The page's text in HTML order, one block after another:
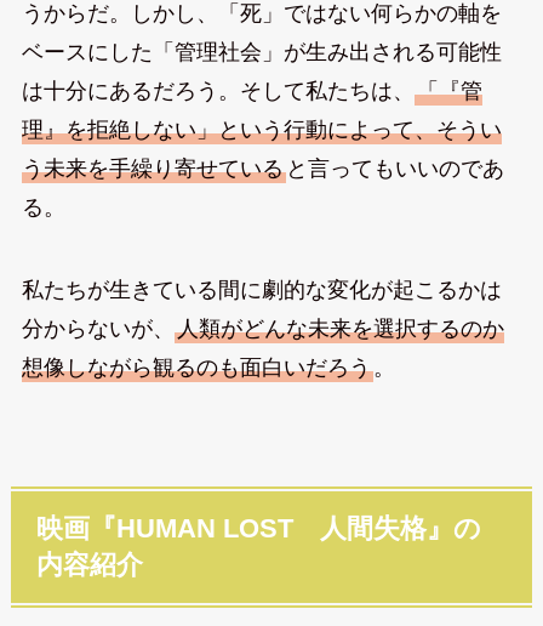
うからだ。しかし、「死」ではない何らかの軸を
ベースにした「管理社会」が生み出される可能性
は十分にあるだろう。そして私たちは、 「『管
理』を拒絶しない」という行動によって、そうい
う未来を手繰り寄せていると言ってもいいのであ
る。
私たちが生きている間に劇的な変化が起こるかは
分からないが、 人類がどんな未来を選択するのか
想像しながら観るのも面白いだろう。
映画『HUMAN LOST 人間失格』の
内容紹介